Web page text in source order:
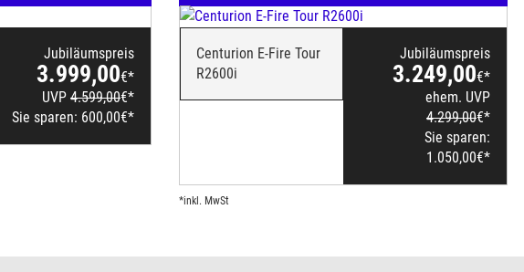
Jubiläumspreis
3.999,00€*
UVP 4.599,00€*
Sie sparen: 600,00€*
Centurion E-Fire Tour
R2600i
Jubiläumspreis
3.249,00€*
ehem. UVP
4.299,00€*
Sie sparen:
1.050,00€*
*inkl. MwSt